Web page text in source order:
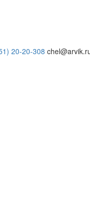
20-20-308